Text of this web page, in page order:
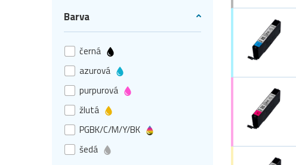
Barva
černá
azurová
purpurová
žlutá
PGBK/C/M/Y/BK
šedá